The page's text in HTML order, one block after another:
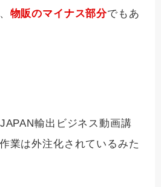
物販のマイナス部分でもあ
輸出ビジネス動画講
業は外注化されているみた